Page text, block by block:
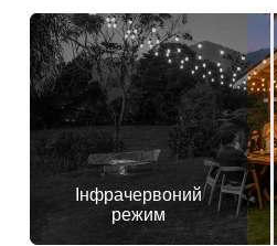
Інфрачервоний
режим